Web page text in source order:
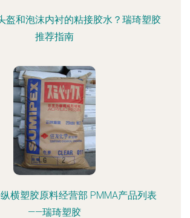
盔和泡沫内衬的粘接胶水？瑞琦塑胶
推荐指南
横塑胶原料经营部 PMMA产品列表
——瑞琦塑胶